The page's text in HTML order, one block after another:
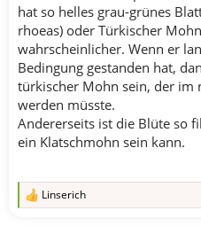
hat so helles grau-grünes
rhoeas) oder Türkischer
wahrscheinlicher. Wenn er
Bedingung gestanden hat,
türkischer Mohn sein, der im
werden müsste.
Andererseits ist die Blüte so
ein Klatschmohn sein kann.
R
Linserich